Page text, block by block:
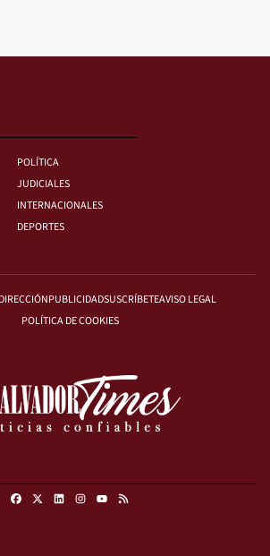
POLÍTICA
JUDICIALES
INTERNACIONALES
DEPORTES
DIRECCIÓNPUBLICIDADSUSCRÍBETEAVISO LEGAL
POLÍTICA DE COOKIES
FacebookLinkedinInstagram